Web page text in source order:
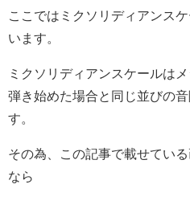
ここではミクソリディアンス
います。
ミクソリディアンスケールは
弾き始めた場合と同じ並びの
す。
その為、この記事で載せてい
なら